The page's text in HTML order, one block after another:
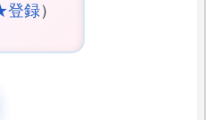
登録）